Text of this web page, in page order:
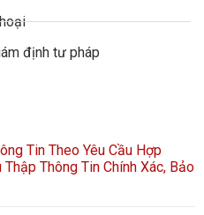
định tư pháp
Tin Theo Yêu Cầu Hợp
Thông Tin Chính Xác, Bảo